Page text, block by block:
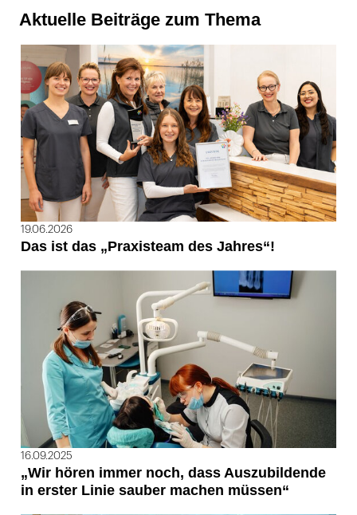
Aktuelle Beiträge zum Thema
19.06.2026
Das ist das „Praxisteam des Jahres“!
16.09.2025
„Wir hören immer noch, dass Auszubildende
in erster Linie sauber machen müssen“